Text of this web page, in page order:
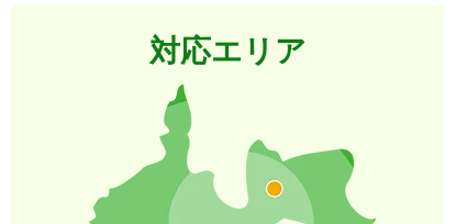
対応エリア